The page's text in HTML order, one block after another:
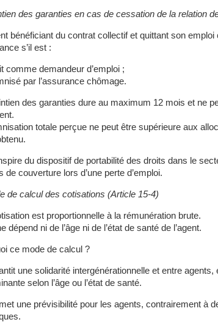
des garanties en cas de cessation de la relation
bénéficiant du contrat collectif et quittant son
s’il est :
comme demandeur d’emploi ;
par l’assurance chômage.
des garanties dure au maximum 12 mois et ne
totale perçue ne peut être supérieure aux
du dispositif de portabilité des droits dans le
de couverture lors d’une perte d’emploi.
de calcul des cotisations (Article 15-4)
est proportionnelle à la rémunération brute.
dépend ni de l’âge ni de l’état de santé de l’agent.
ce mode de calcul ?
une solidarité intergénérationnelle et entre
selon l’âge ou l’état de santé.
une prévisibilité pour les agents, contrairement à